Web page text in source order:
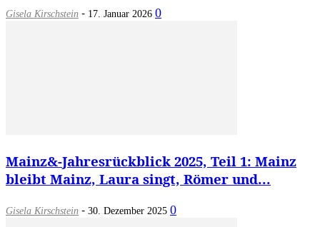
Gisela Kirschstein - 17. Januar 2026 0
Mainz&-Jahresrückblick 2025, Teil 1: Mainz
bleibt Mainz, Laura singt, Römer und...
Gisela Kirschstein - 30. Dezember 2025 0